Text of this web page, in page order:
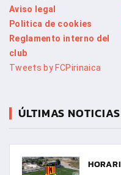
Aviso legal
Politica de cookies
Reglamento interno del
club
Tweets by FCPirinaica
ÚLTIMAS NOTICIAS
HORARI